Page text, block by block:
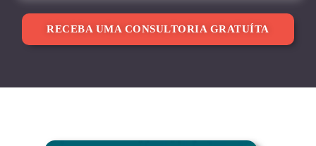
RECEBA UMA CONSULTORIA GRATUÍTA